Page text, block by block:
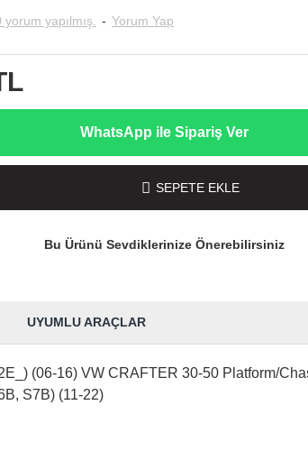
yorum yapılmış. - Yorum Yap
WhatsApp ile Sipariş Ver
SEPETE EKLE
Bu Ürünü Sevdiklerinize Önerebilirsiniz
UYUMLU ARAÇLAR
(06-16) VW CRAFTER 30-50 Platform/
S7B) (11-22)